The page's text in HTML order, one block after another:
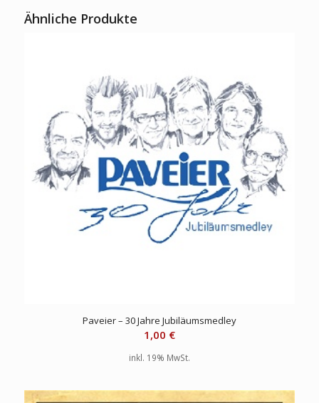
Ähnliche Produkte
Paveier – 30 Jahre Jubiläumsmedley
1,00 €
inkl. 19% MwSt.